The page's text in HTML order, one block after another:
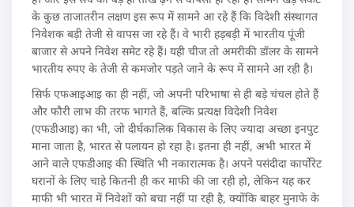
के कुछ ताजातरीन लक्षण इस रूप में सामने आ रहे हैं कि विदेशी संस्थागत
निवेशक बड़ी तेजी से वापस जा रहे हैं। वे भारी हड़बड़ी में भारतीय पूंजी
बाजार से अपने निवेश समेट रहे हैं। यही चीज तो अमरीकी डॉलर के सामने
भारतीय रुपए के तेजी से कमजोर पड़ते जाने के रूप में सामने आ रही है।
सिर्फ एफआइआइ का ही नहीं, जो अपनी परिभाषा से ही बड़े चंचल होते हैं
और फौरी लाभ की तरफ भागते हैं, बल्कि प्रत्यक्ष विदेशी निवेश
(एफडीआइ) का भी, जो दीर्घकालिक विकास के लिए ज्यादा अच्छा इनपुट
माना जाता है, भारत से पलायन हो रहा है। इतना ही नहीं, अभी भारत में
आने वाले एफडीआइ की स्थिति भी नकारात्मक है। अपने पसंदीदा कार्पोरेट
घरानों के लिए चाहे कितनी ही कर माफी की जा रही हो, लेकिन यह कर
माफी भी भारत में निवेशों को बचा नहीं पा रही है, क्योंकि बाहर मुनाफे के